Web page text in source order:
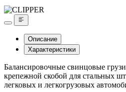
Описание
Характеристики
Балансировочные свинцовые
крепежной скобой для стальных
легковых и легкогрузовых